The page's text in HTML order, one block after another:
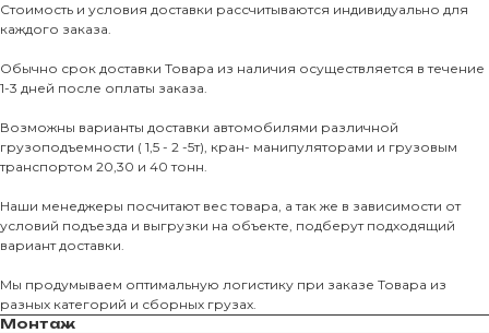
Стоимость и условия доставки рассчитываются индивидуально для
каждого заказа.
Обычно срок доставки Товара из наличия осуществляется в течение
1-3 дней после оплаты заказа.
Возможны варианты доставки автомобилями различной
грузоподъемности ( 1,5 - 2 -5т), кран- манипуляторами и грузовым
транспортом 20,30 и 40 тонн.
Наши менеджеры посчитают вес товара, а так же в зависимости от
условий подъезда и выгрузки на объекте, подберут подходящий
вариант доставки.
Мы продумываем оптимальную логистику при заказе Товара из
разных категорий и сборных грузах.
Монтаж